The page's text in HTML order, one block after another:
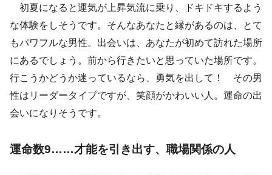
初夏になると運気が上昇気流に乗り、ドキドキするよう
な体験をしそうです。そんなあなたと縁があるのは、とて
もパワフルな男性。出会いは、あなたが初めて訪れた場所
にあるでしょう。前から行きたいと思っていた場所です。
行こうかどうか迷っているなら、勇気を出して！ その男
性はリーダータイプですが、笑顔がかわいい人。運命の出
会いになりそうです。
運命数9……才能を引き出す、職場関係の人